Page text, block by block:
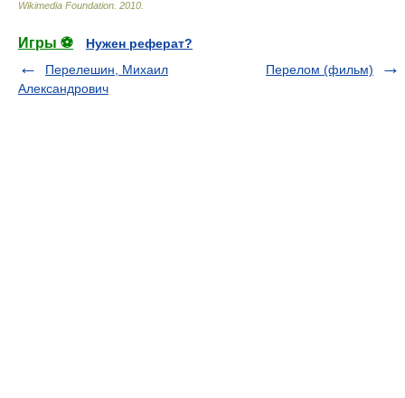
Wikimedia Foundation 2010
Игры ⚽
Нужен реферат?
Перелешин, Михаил
Александрович
Перелом (фильм)